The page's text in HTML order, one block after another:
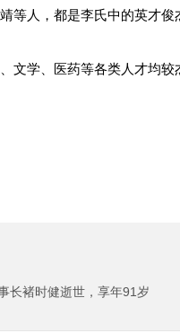
等人，都是李氏中的英才俊
学、医药等各类人才均较
长褚时健逝世，享年91岁